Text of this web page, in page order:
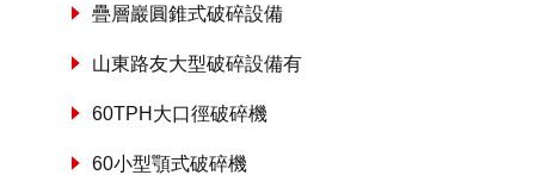
疊層巖圓錐式破碎設備
山東路友大型破碎設備有
60TPH大口徑破碎機
60小型顎式破碎機